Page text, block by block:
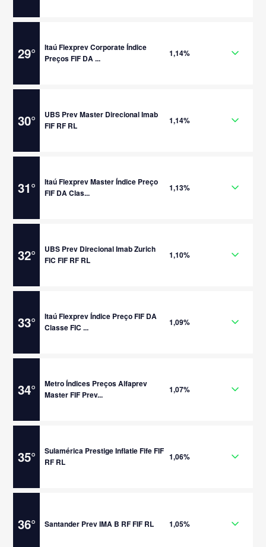
29°
Itaú Flexprev Corporate Índice
Preços FIF DA ...
1,14%
30°
UBS Prev Master Direcional Imab
FIF RF RL
1,14%
31°
Itaú Flexprev Master Índice Preço
FIF DA Clas...
1,13%
32°
UBS Prev Direcional Imab Zurich
FIC FIF RF RL
1,10%
33°
Itaú Flexprev Índice Preço FIF DA
Classe FIC ...
1,09%
34°
Metro Índices Preços Alfaprev
Master FIF Prev...
1,07%
35°
Sulamérica Prestige Inflatie Fife FIF
RF RL
1,06%
36° Santander Prev IMA B RF FIF RL 1,05%